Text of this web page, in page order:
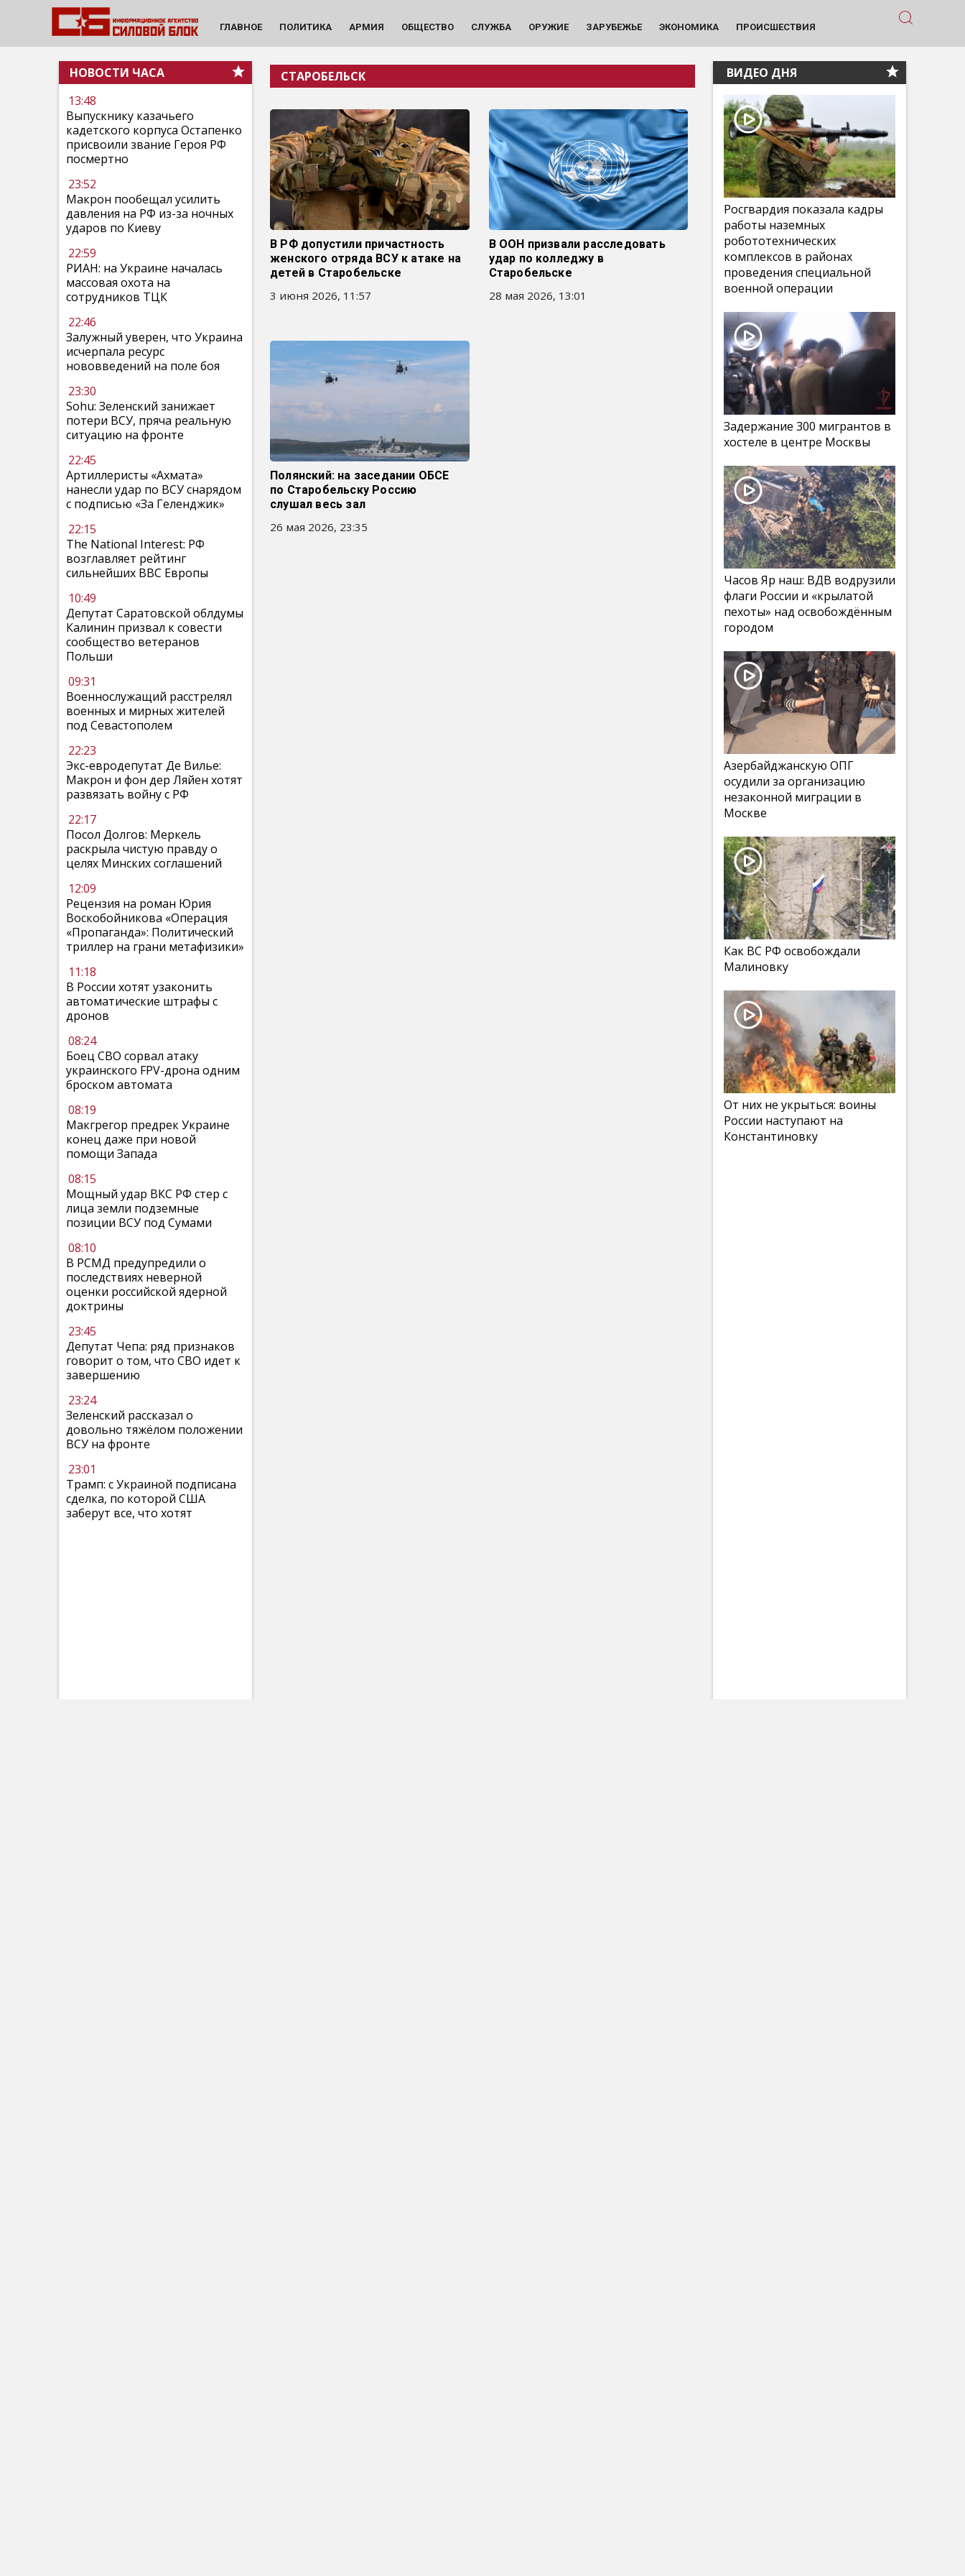
ГЛАВНОЕ ПОЛИТИКА АРМИЯ ОБЩЕСТВО СЛУЖБА ОРУЖИЕ ЗАРУБЕЖЬЕ ЭКОНОМИКА ПРОИСШЕСТВИЯ
НОВОСТИ ЧАСА
13:48
Выпускнику казачьего
кадетского корпуса Остапенко
присвоили звание Героя РФ
посмертно
23:52
Макрон пообещал усилить
давления на РФ из-за ночных
ударов по Киеву
22:59
РИАН: на Украине началась
массовая охота на
сотрудников ТЦК
22:46
Залужный уверен, что Украина
исчерпала ресурс
нововведений на поле боя
23:30
Sohu: Зеленский занижает
потери ВСУ, пряча реальную
ситуацию на фронте
22:45
Артиллеристы «Ахмата»
нанесли удар по ВСУ снарядом
с подписью «За Геленджик»
22:15
The National Interest: РФ
возглавляет рейтинг
сильнейших ВВС Европы
10:49
Депутат Саратовской облдумы
Калинин призвал к совести
сообщество ветеранов
Польши
09:31
Военнослужащий расстрелял
военных и мирных жителей
под Севастополем
22:23
Экс-евродепутат Де Вилье:
Макрон и фон дер Ляйен хотят
развязать войну с РФ
22:17
Посол Долгов: Меркель
раскрыла чистую правду о
целях Минских соглашений
12:09
Рецензия на роман Юрия
Воскобойникова «Операция
«Пропаганда»: Политический
триллер на грани метафизики»
11:18
В России хотят узаконить
автоматические штрафы с
дронов
08:24
Боец СВО сорвал атаку
украинского FPV-дрона одним
броском автомата
08:19
Макгрегор предрек Украине
конец даже при новой
помощи Запада
08:15
Мощный удар ВКС РФ стер с
лица земли подземные
позиции ВСУ под Сумами
08:10
В РСМД предупредили о
последствиях неверной
оценки российской ядерной
доктрины
23:45
Депутат Чепа: ряд признаков
говорит о том, что СВО идет к
завершению
23:24
Зеленский рассказал о
довольно тяжёлом положении
ВСУ на фронте
23:01
Трамп: с Украиной подписана
сделка, по которой США
заберут все, что хотят
СТАРОБЕЛЬСК
В РФ допустили причастность
женского отряда ВСУ к атаке на
детей в Старобельске
3 июня 2026, 11:57
В ООН призвали расследовать
удар по колледжу в
Старобельске
28 мая 2026, 13:01
Полянский: на заседании ОБСЕ
по Старобельску Россию
слушал весь зал
26 мая 2026, 23:35
ВИДЕО ДНЯ
Росгвардия показала кадры
работы наземных
робототехнических
комплексов в районах
проведения специальной
военной операции
Задержание 300 мигрантов в
хостеле в центре Москвы
Часов Яр наш: ВДВ водрузили
флаги России и «крылатой
пехоты» над освобождённым
городом
Азербайджанскую ОПГ
осудили за организацию
незаконной миграции в
Москве
Как ВС РФ освобождали
Малиновку
От них не укрыться: воины
России наступают на
Константиновку